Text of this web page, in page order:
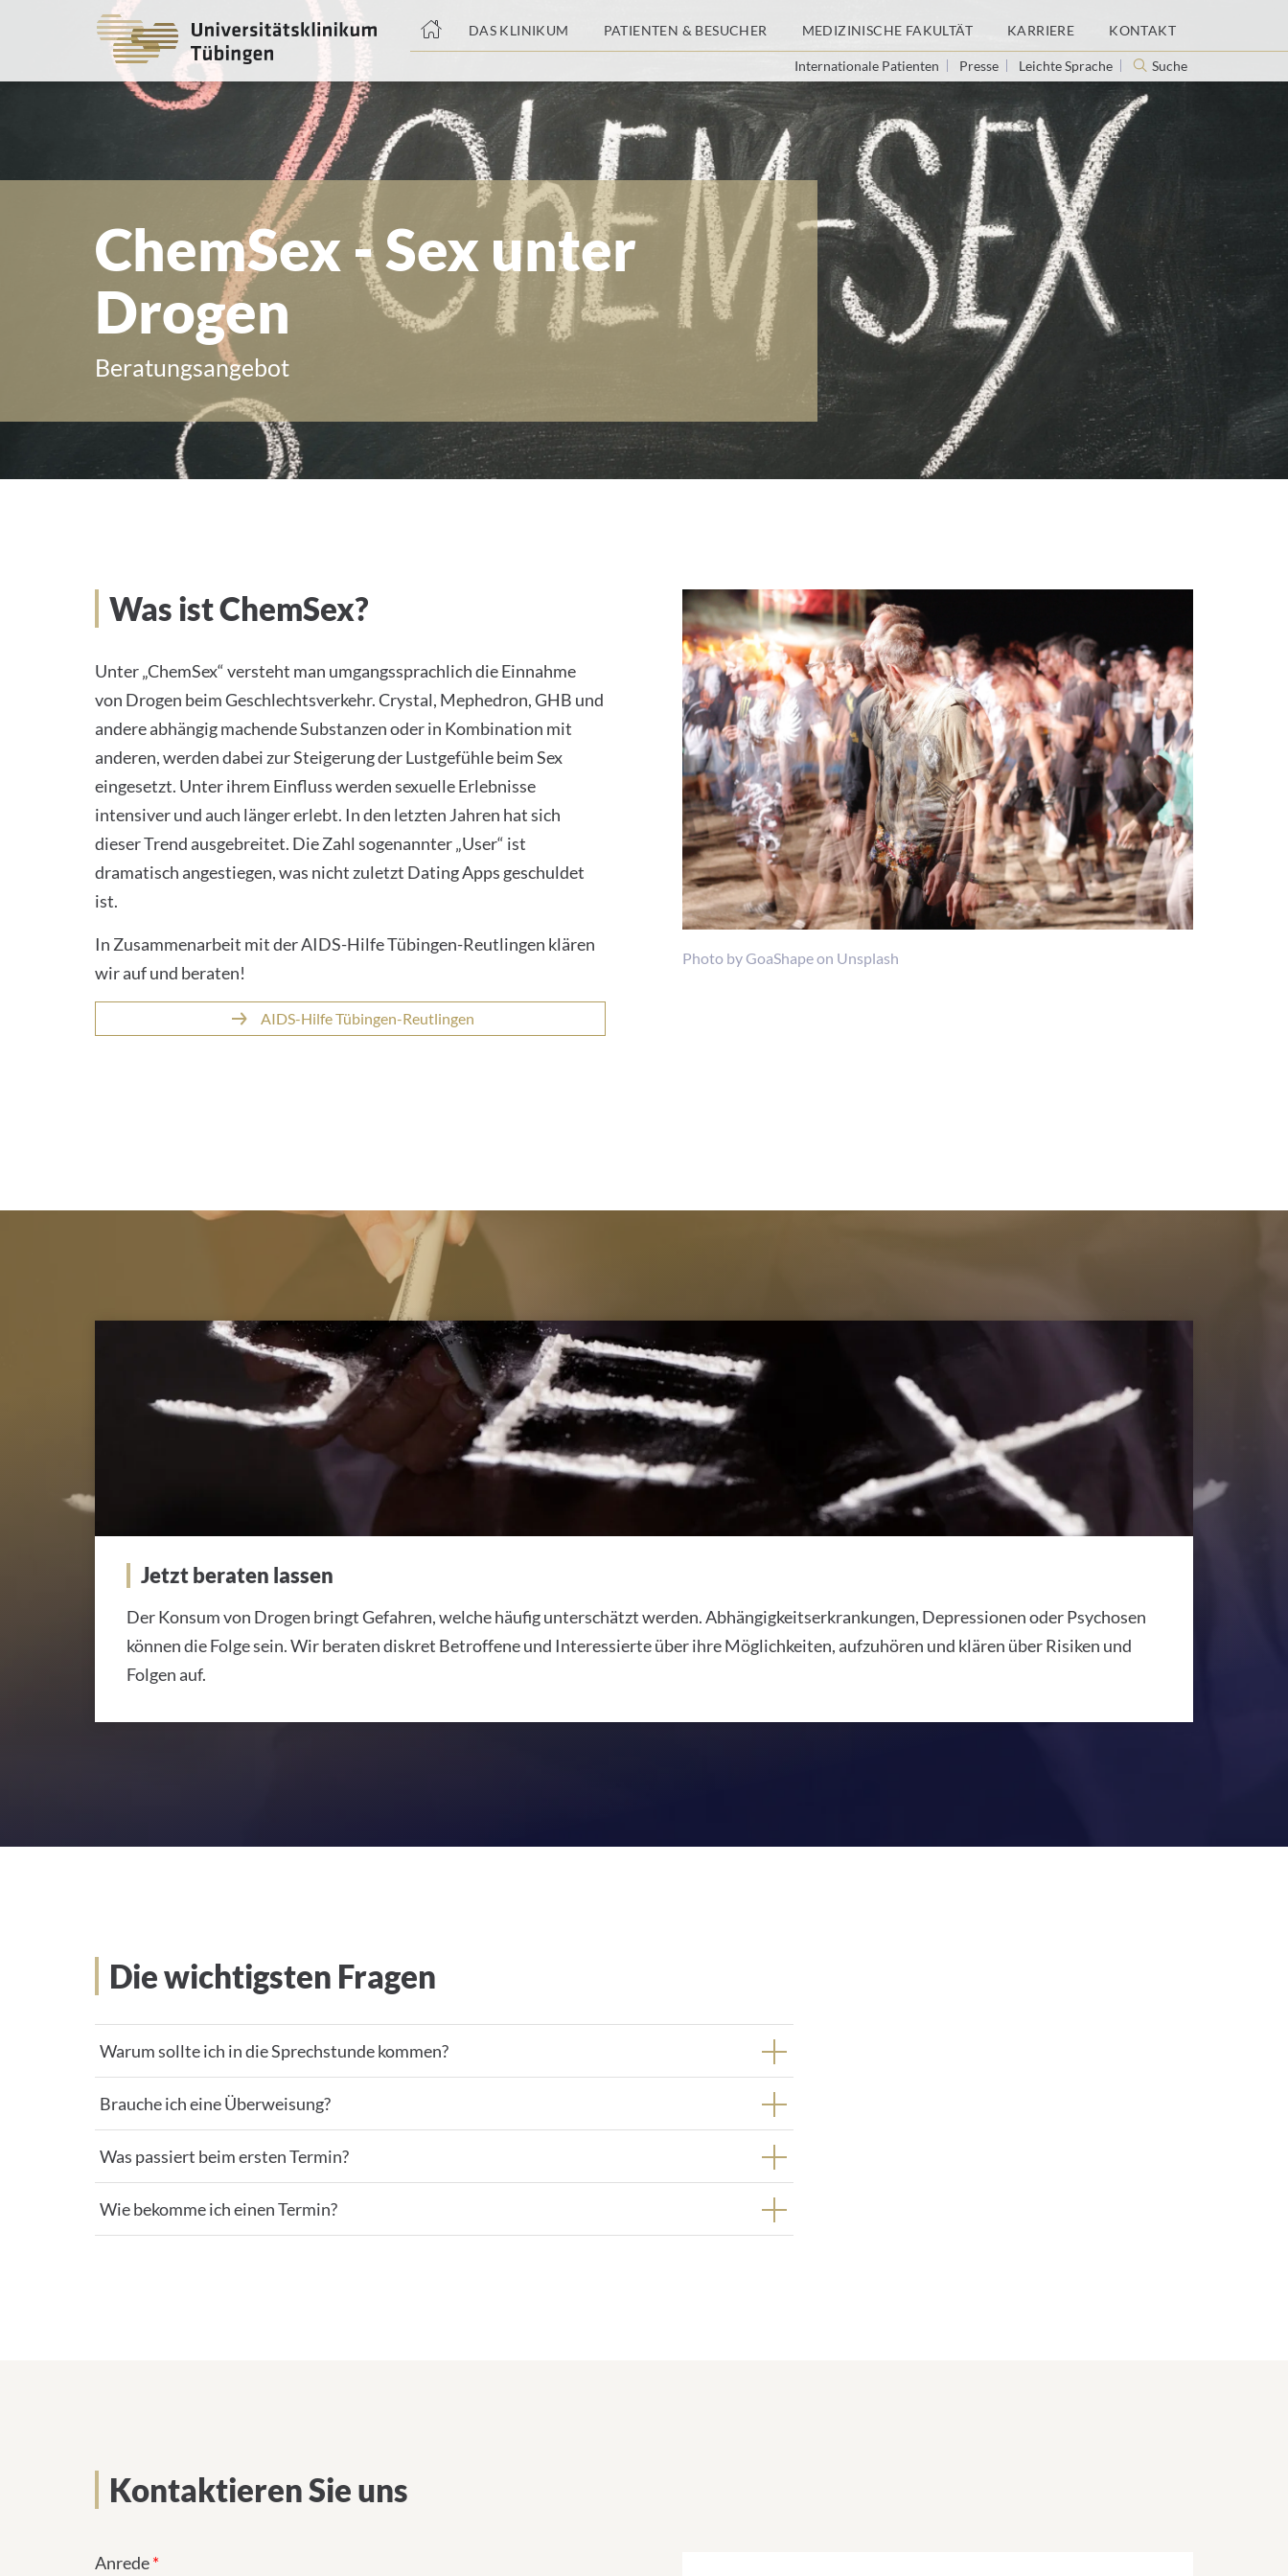
DAS KLINIKUM PATIENTEN & BESUCHER MEDIZINISCHE FAKULTÄT KARRIERE KONTAKT
Internationale Patienten Presse Leichte Sprache Suche
ChemSex - Sex unter
Drogen
Beratungsangebot
Was ist ChemSex?
Was ist ChemSex?
Unter „ChemSex“ versteht man umgangssprachlich die Einnahme
von Drogen beim Geschlechtsverkehr. Crystal, Mephedron, GHB und
andere abhängig machende Substanzen oder in Kombination mit
anderen, werden dabei zur Steigerung der Lustgefühle beim Sex
eingesetzt. Unter ihrem Einfluss werden sexuelle Erlebnisse
intensiver und auch länger erlebt. In den letzten Jahren hat sich
dieser Trend ausgebreitet. Die Zahl sogenannter „User“ ist
dramatisch angestiegen, was nicht zuletzt Dating Apps geschuldet
ist.
In Zusammenarbeit mit der AIDS-Hilfe Tübingen-Reutlingen klären
wir auf und beraten!
AIDS-Hilfe Tübingen-Reutlingen
Photo by GoaShape on Unsplash
Jetzt beraten lassen
Jetzt beraten lassen
Der Konsum von Drogen bringt Gefahren, welche häufig unterschätzt werden. Abhängigkeitserkrankungen, Depressionen oder Psychosen
können die Folge sein. Wir beraten diskret Betroffene und Interessierte über ihre Möglichkeiten, aufzuhören und klären über Risiken und
Folgen auf.
Die wichtigsten Fragen
Die wichtigsten Fragen
Warum sollte ich in die Sprechstunde kommen?
Brauche ich eine Überweisung?
Was passiert beim ersten Termin?
Wie bekomme ich einen Termin?
Kontaktieren Sie uns
Anrede*